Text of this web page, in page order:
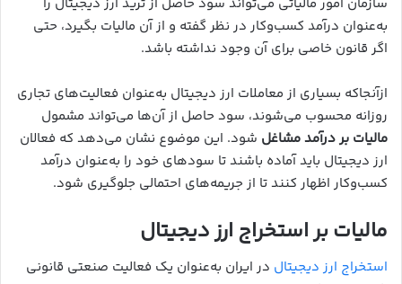
به‌عنوان درآمد کسب‌وکار در نظر گفته و از آن مالیات بگیرد، حتی
اگر قانون خاصی برای آن وجود نداشته باشد.
ازآنجاکه بسیاری از معاملات ارز دیجیتال به‌عنوان فعالیت‌های تجاری
روزانه محسوب می‌شوند، سود حاصل از آن‌ها می‌تواند مشمول
مالیات بر درآمد مشاغل شود. این موضوع نشان می‌دهد که فعالان
ارز دیجیتال باید آماده باشند تا سودهای خود را به‌عنوان درآمد
کسب‌وکار اظهار کنند تا از جریمه‌های احتمالی جلوگیری شود.
مالیات بر استخراج ارز دیجیتال
استخراج ارز دیجیتال در ایران به‌عنوان یک فعالیت صنعتی قانونی